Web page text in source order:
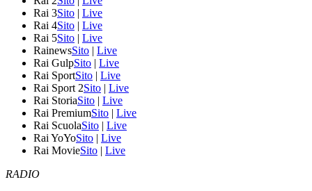
Rai 3Sito | Live
Rai 4Sito | Live
Rai 5Sito | Live
RainewsSito | Live
Rai GulpSito | Live
Rai SportSito | Live
Rai Sport 2Sito | Live
Rai StoriaSito | Live
Rai PremiumSito | Live
Rai ScuolaSito | Live
Rai YoYoSito | Live
Rai MovieSito | Live
RADIO